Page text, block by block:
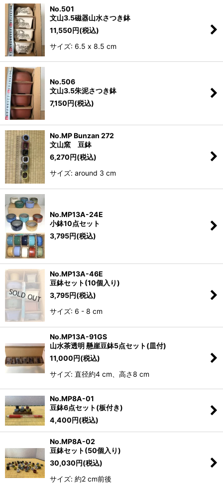
No.501
文山3.5磁器山水さつき鉢
11,550円(税込)
サイズ: 6.5 x 8.5 cm
No.506
文山3.5朱泥さつき鉢
7,150円(税込)
No.MP Bunzan 272
文山窯 豆鉢
6,270円(税込)
サイズ: around 3 cm
No.MP13A-24E
小鉢10点セット
3,795円(税込)
No.MP13A-46E
豆鉢セット(10個入り)
3,795円(税込)
サイズ: 6 - 8 cm
No.MP13A-91GS
山水茶透明 懸崖豆鉢5点セット(皿付)
11,000円(税込)
サイズ: 直径約4 cm、高さ8 cm
No.MP8A-01
豆鉢6点セット(板付き)
4,400円(税込)
No.MP8A-02
豆鉢セット(50個入り)
30,030円(税込)
サイズ: 約2 cm前後